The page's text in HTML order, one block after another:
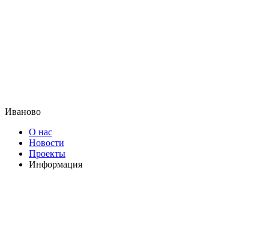
Иваново
О нас
Новости
Проекты
Информация